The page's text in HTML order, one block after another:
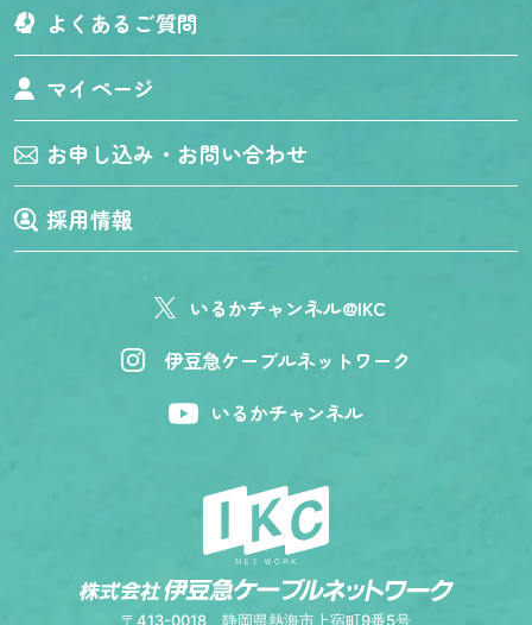
よくあるご質問
マイページ
お申し込み・お問い合わせ
採用情報
いるかチャンネル@IKC
伊豆急ケーブルネットワーク
いるかチャンネル
〒413-0018 静岡県熱海市上宿町9番5号